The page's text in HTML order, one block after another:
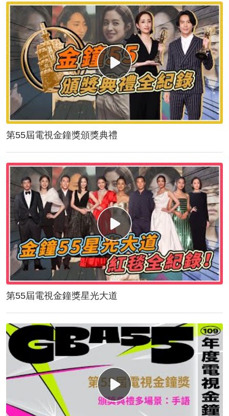
第55屆電視金鐘獎頒獎典禮
第55屆電視金鐘獎星光大道